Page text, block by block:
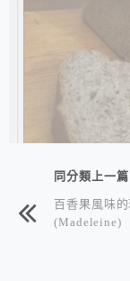
同分類上一篇
百香果風味
(Madeleine)